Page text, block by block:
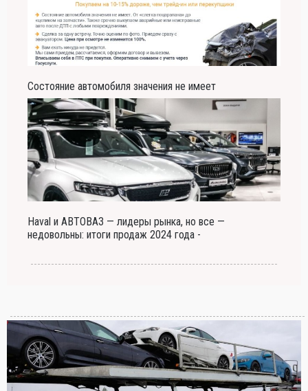
Состояние автомобиля значения не имеет
Haval и АВТОВАЗ — лидеры рынка, но все —
недовольны: итоги продаж 2024 года -